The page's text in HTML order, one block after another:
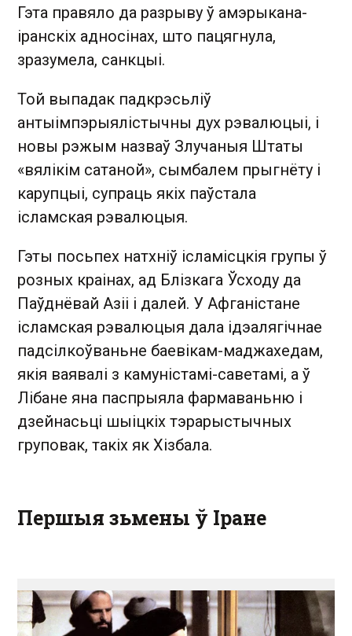
Гэта правяло да разрыву ў амэрыкана-
іранскіх адносінах, што пацягнула,
зразумела, санкцыі.
Той выпадак падкрэсьліў
антыімпэрыялістычны дух рэвалюцыі, і
новы рэжым назваў Злучаныя Штаты
«вялікім сатаной», сымбалем прыгнёту і
карупцыі, супраць якіх паўстала
ісламская рэвалюцыя.
Гэты посьпех натхніў ісламісцкія групы ў
розных краінах, ад Блізкага Ўсходу да
Паўднёвай Азіі і далей. У Афганістане
ісламская рэвалюцыя дала ідэалягічнае
падсілкоўваньне баевікам-маджахедам,
якія ваявалі з камуністамі-саветамі, а ў
Лібане яна паспрыяла фармаваньню і
дзейнасьці шыіцкіх тэрарыстычных
груповак, такіх як Хізбала.
Першыя зьмены ў Іране